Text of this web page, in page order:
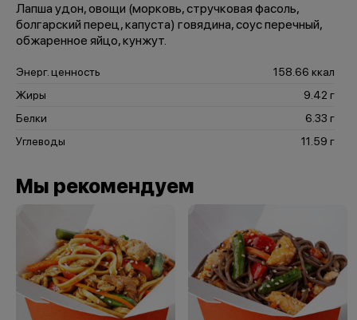
Лапша удон, овощи (морковь, стручковая фасоль,
болгарский перец, капуста) говядина, соус перечный,
обжаренное яйцо, кунжут.
Энерг. ценность
158.66 ккал
Жиры
9.42 г
Белки
6.33 г
Углеводы
11.59 г
Мы рекомендуем